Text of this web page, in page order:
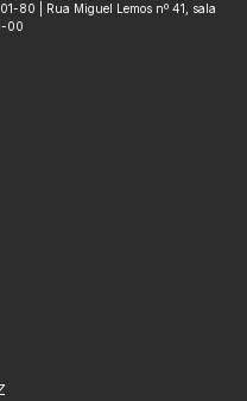
80 | Rua Miguel Lemos nº 41, sala
00